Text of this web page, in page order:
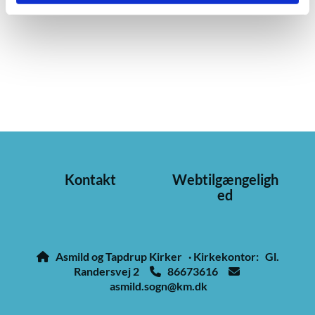
Kontakt
Webtilgængeligh
ed
Asmild og Tapdrup Kirker · Kirkekontor: Gl.
Randersvej 2
86673616 
asmild.sogn@km.dk